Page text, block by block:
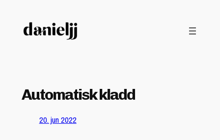
innhold
Automatisk kladd
20. jun 2022